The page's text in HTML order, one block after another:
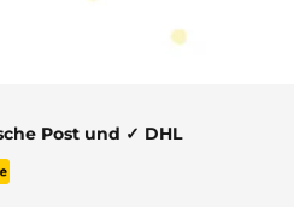
Post und ✓ DHL